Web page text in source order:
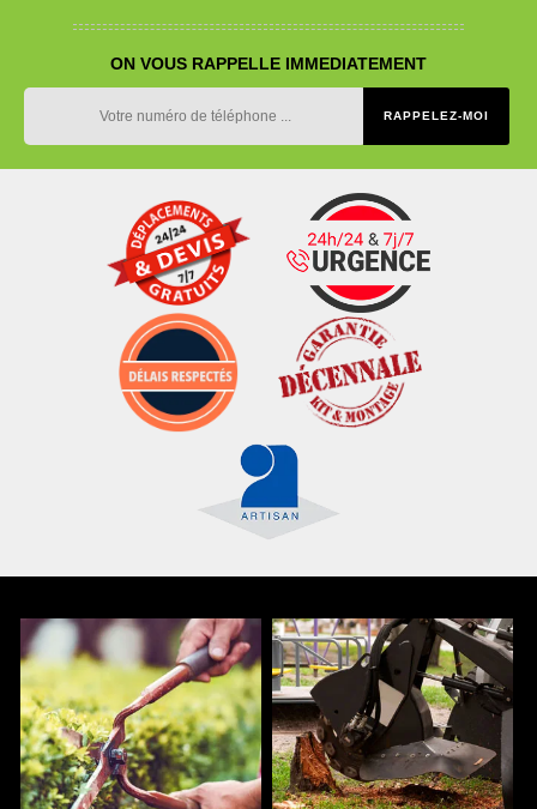
ON VOUS RAPPELLE IMMEDIATEMENT